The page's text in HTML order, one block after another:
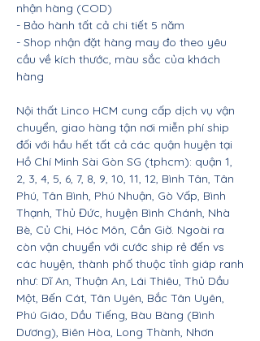
nhận hàng (COD)
- Bảo hành tất cả chi tiết 5 năm
- Shop nhận đặt hàng may đo theo yêu
cầu về kích thước, màu sắc của khách
hàng
Nội thất Linco HCM cung cấp dịch vụ vận
chuyển, giao hàng tận nơi miễn phí ship
đối với hầu hết tất cả các quận huyện tại
Hồ Chí Minh Sài Gòn SG (tphcm): quận 1,
2, 3, 4, 5, 6, 7, 8, 9, 10, 11, 12, Bình Tân, Tân
Phú, Tân Bình, Phú Nhuận, Gò Vấp, Bình
Thạnh, Thủ Đức, huyện Bình Chánh, Nhà
Bè, Củ Chi, Hóc Môn, Cần Giờ. Ngoài ra
còn vận chuyển với cước ship rẻ đến vs
các huyện, thành phố thuộc tỉnh giáp ranh
như: Dĩ An, Thuận An, Lái Thiêu, Thủ Dầu
Một, Bến Cát, Tân Uyên, Bắc Tân Uyên,
Phú Giáo, Dầu Tiếng, Bàu Bàng (Bình
Dương), Biên Hòa, Long Thành, Nhơn